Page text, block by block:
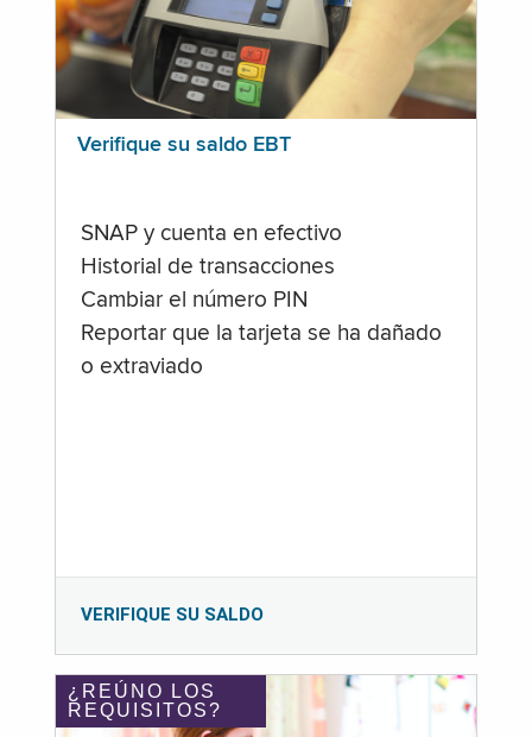
Verifique su saldo EBT
SNAP y cuenta en efectivo
Historial de transacciones
Cambiar el número PIN
Reportar que la tarjeta se ha dañado
o extraviado
VERIFIQUE SU SALDO
¿REÚNO LOS
REQUISITOS?